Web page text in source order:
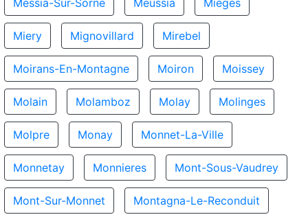
Messia-Sur-Sorne Meussia Mieges
Miery Mignovillard Mirebel
Moirans-En-Montagne Moiron Moissey
Molain Molamboz Molay Molinges
Molpre Monay Monnet-La-Ville
Monnetay Monnieres Mont-Sous-Vaudrey
Mont-Sur-Monnet Montagna-Le-Reconduit